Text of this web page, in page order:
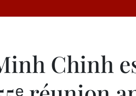
Chinh